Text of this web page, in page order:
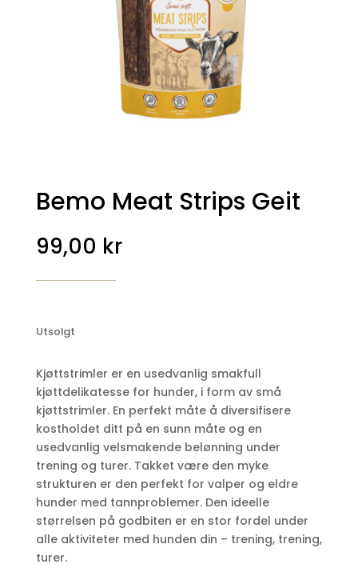
Bemo Meat Strips Geit
99,00 kr
Utsolgt
Kjøttstrimler er en usedvanlig smakfull
kjøttdelikatesse for hunder, i form av små
kjøttstrimler. En perfekt måte å diversifisere
kostholdet ditt på en sunn måte og en
usedvanlig velsmakende belønning under
trening og turer. Takket være den myke
strukturen er den perfekt for valper og eldre
hunder med tannproblemer. Den ideelle
størrelsen på godbiten er en stor fordel under
alle aktiviteter med hunden din – trening, trening,
turer.